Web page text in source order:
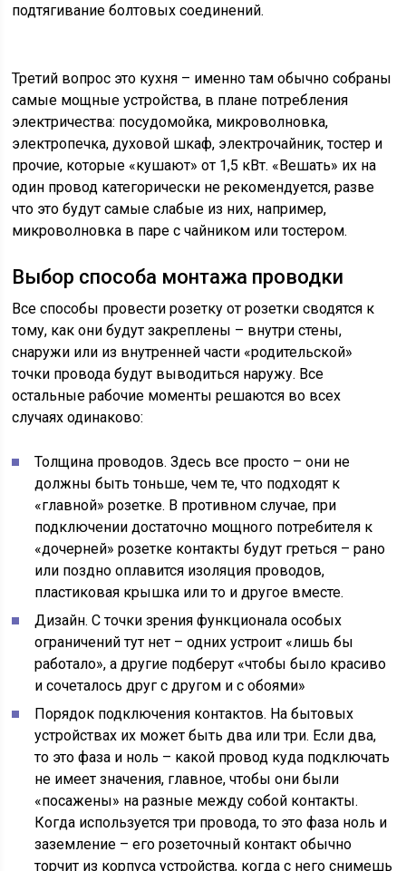
подтягивание болтовых соединений.
Третий вопрос это кухня – именно там обычно собраны
самые мощные устройства, в плане потребления
электричества: посудомойка, микроволновка,
электропечка, духовой шкаф, электрочайник, тостер и
прочие, которые «кушают» от 1,5 кВт. «Вешать» их на
один провод категорически не рекомендуется, разве
что это будут самые слабые из них, например,
микроволновка в паре с чайником или тостером.
Выбор способа монтажа проводки
Все способы провести розетку от розетки сводятся к
тому, как они будут закреплены – внутри стены,
снаружи или из внутренней части «родительской»
точки провода будут выводиться наружу. Все
остальные рабочие моменты решаются во всех
случаях одинаково:
Толщина проводов. Здесь все просто – они не
должны быть тоньше, чем те, что подходят к
«главной» розетке. В противном случае, при
подключении достаточно мощного потребителя к
«дочерней» розетке контакты будут греться – рано
или поздно оплавится изоляция проводов,
пластиковая крышка или то и другое вместе.
Дизайн. С точки зрения функционала особых
ограничений тут нет – одних устроит «лишь бы
работало», а другие подберут «чтобы было красиво
и сочеталось друг с другом и с обоями»
Порядок подключения контактов. На бытовых
устройствах их может быть два или три. Если два,
то это фаза и ноль – какой провод куда подключать
не имеет значения, главное, чтобы они были
«посажены» на разные между собой контакты.
Когда используется три провода, то это фаза ноль и
заземление – его розеточный контакт обычно
торчит из корпуса устройства, когда с него снимешь